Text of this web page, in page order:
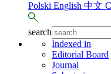
Polski English 中文
search
Indexed in
Editorial Board
Journal